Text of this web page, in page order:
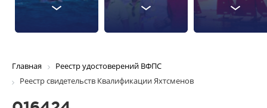
Главная
Реестр удостоверений ВФПС
Реестр свидетельств Квалификации Яхтсменов